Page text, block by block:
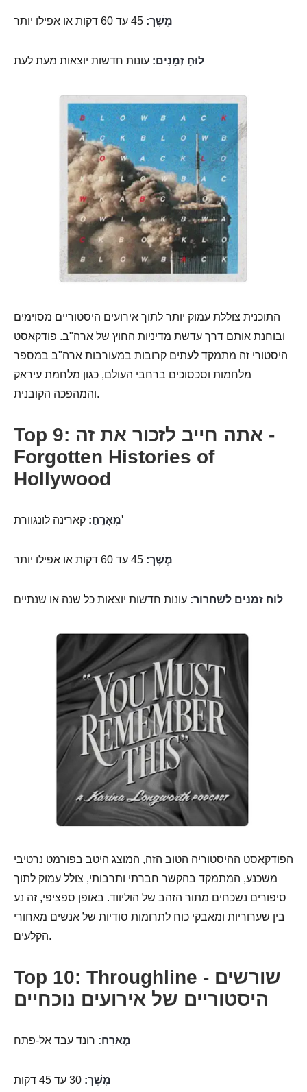
מֶשֶׁך:
לוּחַ זְמַנִים: עונות חדשות יוצאות מעת לעת
התוכנית צוללת עמוק יותר לתוך אירועים היסטוריים מסוימים
ובוחנת אותם דרך עדשת מדיניות החוץ של ארה"ב. פודקאסט
היסטורי זה מתמקד לעתים קרובות במעורבות ארה"ב במספר
מלחמות וסכסוכים ברחבי העולם, כגון מלחמת עיראק
והמהפכה הקובנית.
Top 9: אתה חייב לזכור את זה -
Forgotten Histories of
Hollywood
מְאָרֵחַ:קארינה לונגוורת'
מֶשֶׁך:
לוח זמנים לשחרור: עונות חדשות יוצאות כל שנה או שנתיים
הפודקאסט ההיסטוריה הטוב הזה, המוצג היטב בפורמט נרטיבי
משכנע, המתמקד בהקשר חברתי ותרבותי, צולל עמוק לתוך
סיפורים נשכחים מתור הזהב של הוליווד. באופן ספציפי, זה נע
בין שערוריות ומאבקי כוח לתרומות סודיות של אנשים מאחורי
הקלעים.
Top 10: Throughline - שורשים
היסטוריים של אירועים נוכחיים
מְאָרֵחַ: רונד עבד אל-פתח
מֶשֶׁך: